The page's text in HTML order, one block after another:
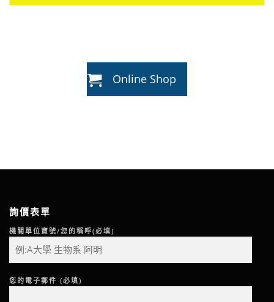
Online Shop
詢價表單
機關單位寶號/您的稱呼(必填)
您的電子郵件 (必填)